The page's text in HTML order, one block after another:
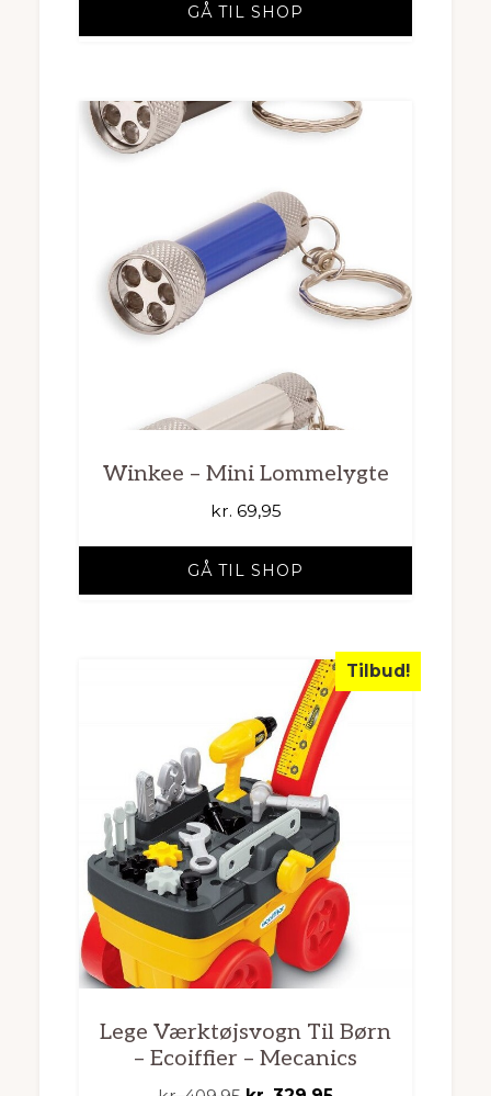
GÅ TIL SHOP
Winkee – Mini Lommelygte
kr. 69,95
GÅ TIL SHOP
Tilbud!
Lege Værktøjsvogn Til Børn
– Ecoiffier – Mecanics